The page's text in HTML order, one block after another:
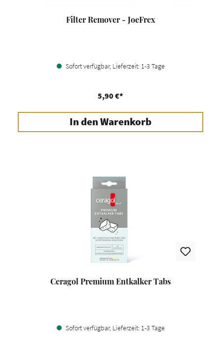
Filter Remover - JoeFrex
Sofort verfügbar, Lieferzeit: 1-3 Tage
5,90 €*
In den Warenkorb
Ceragol Premium Entkalker Tabs
Sofort verfügbar, Lieferzeit: 1-3 Tage